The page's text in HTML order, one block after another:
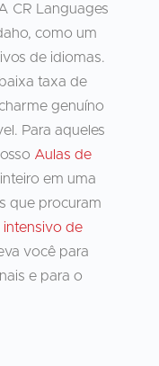
CR Languages
como um
de idiomas.
taxa de
genuíno
Para aqueles
Aulas de
em uma
que procuram
intensivo de
você para
e para o